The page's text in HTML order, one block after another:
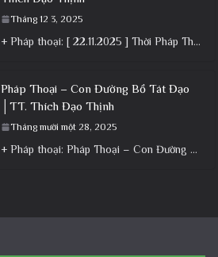
Tháng 12 3, 2025
+ Pháp thoại: [ 22.11.2025 ] Thời Pháp Thoại – Khóa Chuyên Tu Chùa Khai Nguyên │ Thầy Thích Đạo
Pháp Thoại – Con Đường Bồ Tát Đạo
│TT. Thích Đạo Thịnh
Tháng mười một 28, 2025
+ Pháp thoại: Pháp Thoại – Con Đường Bồ Tát Đạo │TT. Thích Đạo Thịnh + Album: Pháp Thoại +